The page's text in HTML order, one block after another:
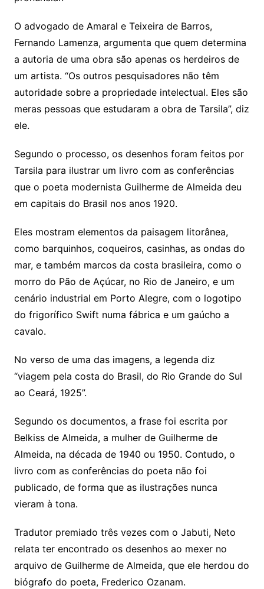
O advogado de Amaral e Teixeira de Barros,
Fernando Lamenza, argumenta que quem determina
a autoria de uma obra são apenas os herdeiros de
um artista. “Os outros pesquisadores não têm
autoridade sobre a propriedade intelectual. Eles são
meras pessoas que estudaram a obra de Tarsila”, diz
ele.
Segundo o processo, os desenhos foram feitos por
Tarsila para ilustrar um livro com as conferências
que o poeta modernista Guilherme de Almeida deu
em capitais do Brasil nos anos 1920.
Eles mostram elementos da paisagem litorânea,
como barquinhos, coqueiros, casinhas, as ondas do
mar, e também marcos da costa brasileira, como o
morro do Pão de Açúcar, no Rio de Janeiro, e um
cenário industrial em Porto Alegre, com o logotipo
do frigorífico Swift numa fábrica e um gaúcho a
cavalo.
No verso de uma das imagens, a legenda diz
“viagem pela costa do Brasil, do Rio Grande do Sul
ao Ceará, 1925”.
Segundo os documentos, a frase foi escrita por
Belkiss de Almeida, a mulher de Guilherme de
Almeida, na década de 1940 ou 1950. Contudo, o
livro com as conferências do poeta não foi
publicado, de forma que as ilustrações nunca
vieram à tona.
Tradutor premiado três vezes com o Jabuti, Neto
relata ter encontrado os desenhos ao mexer no
arquivo de Guilherme de Almeida, que ele herdou do
biógrafo do poeta, Frederico Ozanam.